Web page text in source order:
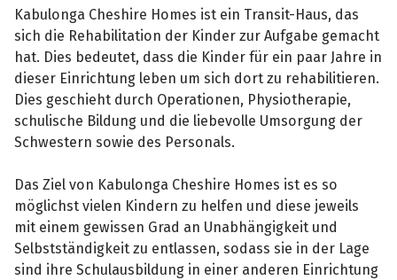
Kabulonga Cheshire Homes ist ein Transit-Haus, das
sich die Rehabilitation der Kinder zur Aufgabe gemacht
hat. Dies bedeutet, dass die Kinder für ein paar Jahre in
dieser Einrichtung leben um sich dort zu rehabilitieren.
Dies geschieht durch Operationen, Physiotherapie,
schulische Bildung und die liebevolle Umsorgung der
Schwestern sowie des Personals.
Das Ziel von Kabulonga Cheshire Homes ist es so
möglichst vielen Kindern zu helfen und diese jeweils
mit einem gewissen Grad an Unabhängigkeit und
Selbstständigkeit zu entlassen, sodass sie in der Lage
sind ihre Schulausbildung in einer anderen Einrichtung